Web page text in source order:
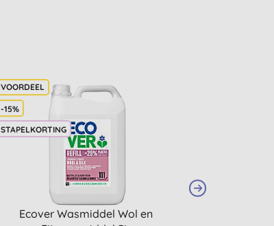
-15%
STAPELKORTING
Ecover Wasmiddel Wol en